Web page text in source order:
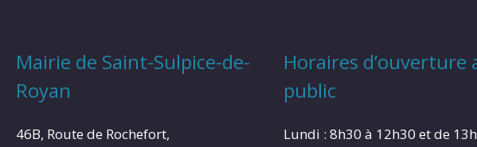
Mairie de Saint-Sulpice-de-
Royan
46B, Route de Rochefort,
Horaires d’ouverture
public
Lundi : 8h30 à 12h30 et de